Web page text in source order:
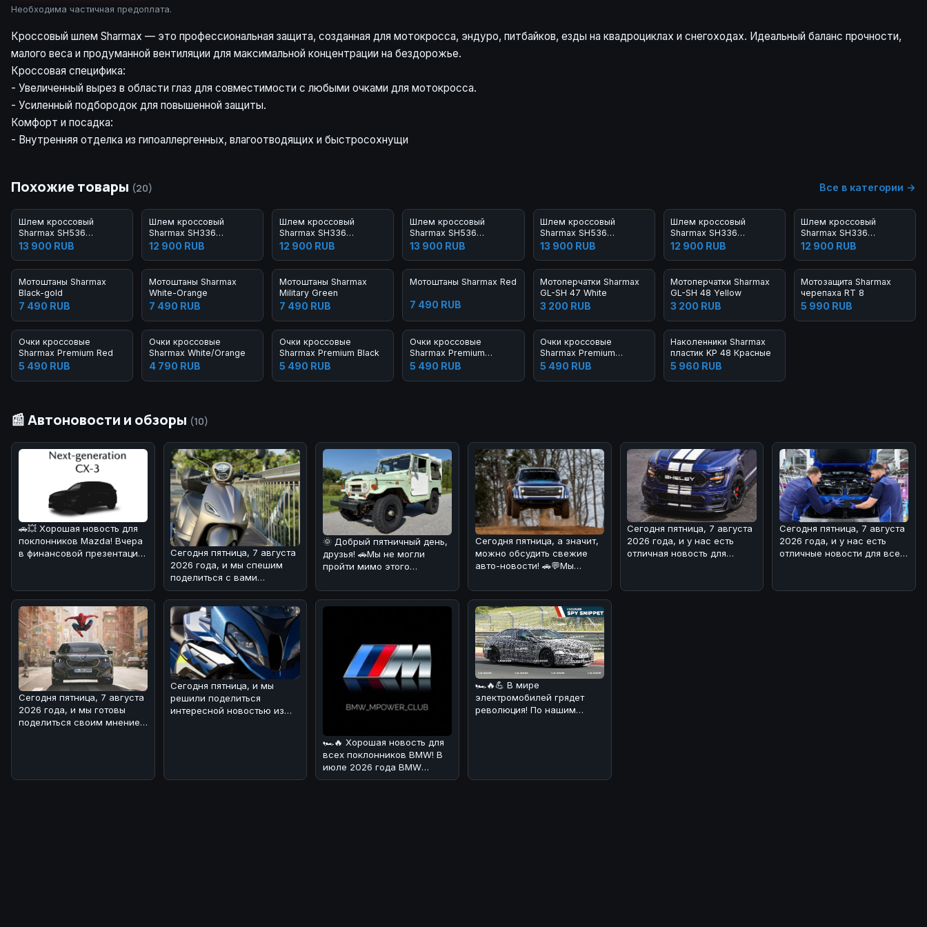
Необходима частичная предоплата.
Кроссовый шлем Sharmax — это профессиональная защита, созданная для мотокросса, эндуро, питбайков, езды на квадроциклах и снегоходах. Идеальный баланс прочности,
малого веса и продуманной вентиляции для максимальной концентрации на бездорожье.
Кроссовая специфика:
- Увеличенный вырез в области глаз для совместимости с любыми очками для мотокросса.
- Усиленный подбородок для повышенной защиты.
Комфорт и посадка:
- Внутренняя отделка из гипоаллергенных, влагоотводящих и быстросохнущи
Похожие товары (20) Все в категории →
Шлем кроссовый
Sharmax SH536
Red/Black
13 900 RUB
Шлем кроссовый
Sharmax SH336
Blue/Black
12 900 RUB
Шлем кроссовый
Sharmax SH336
Red/Black
12 900 RUB
Шлем кроссовый
Sharmax SH536
Gray/Black
13 900 RUB
Шлем кроссовый
Sharmax SH536
Orange/Black
13 900 RUB
Шлем кроссовый
Sharmax SH336
Khaki/Black
12 900 RUB
Шлем кроссовый
Sharmax SH336
Yellow/Black
12 900 RUB
Мотоштаны Sharmax
Black-gold
7 490 RUB
Мотоштаны Sharmax
White-Orange
7 490 RUB
Мотоштаны Sharmax
Military Green
7 490 RUB
Мотоштаны Sharmax Red
7 490 RUB
Мотоперчатки Sharmax
GL-SH 47 White
3 200 RUB
Мотоперчатки Sharmax
GL-SH 48 Yellow
3 200 RUB
Мотозащита Sharmax
черепаха RT 8
5 990 RUB
Очки кроссовые
Sharmax Premium Red
5 490 RUB
Очки кроссовые
Sharmax White/Orange
4 790 RUB
Очки кроссовые
Sharmax Premium Black
5 490 RUB
Очки кроссовые
Sharmax Premium
Orange
5 490 RUB
Очки кроссовые
Sharmax Premium
White/Blue
5 490 RUB
Наколенники Sharmax
пластик KP 48 Красные
5 960 RUB
📰 Автоновости и обзоры (10)
🚗💥 Хорошая новость для
поклонников Mazda! Вчера
в финансовой презентации
Сегодня пятница, 7 августа
2026 года, и мы спешим
поделиться с вами
интересной новостью из
мира двух
🌞 Добрый пятничный день,
друзья! 🚗Мы не могли
пройти мимо этого
Toyota Land
Сегодня пятница, а значит,
можно обсудить свежие
авто-новости! 🚗💬Мы
Ford
Сегодня пятница, 7 августа
2026 года, и у нас есть
отличная новость для
Сегодня пятница, 7 августа
2026 года, и у нас есть
отличные новости для всех
Сегодня пятница, 7 августа
2026 года, и мы готовы
поделиться своим мнением
Сегодня пятница, и мы
решили поделиться
интересной новостью из
🏎🔥 Хорошая новость для
всех поклонников BMW! В
июле 2026 года BMW
Deutschland
🏎🔥💪 В мире
электромобилей грядет
революция! По нашим